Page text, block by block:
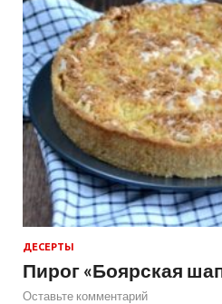
ДЕСЕРТЫ
Пирог «Боярская
Оставьте комментарий